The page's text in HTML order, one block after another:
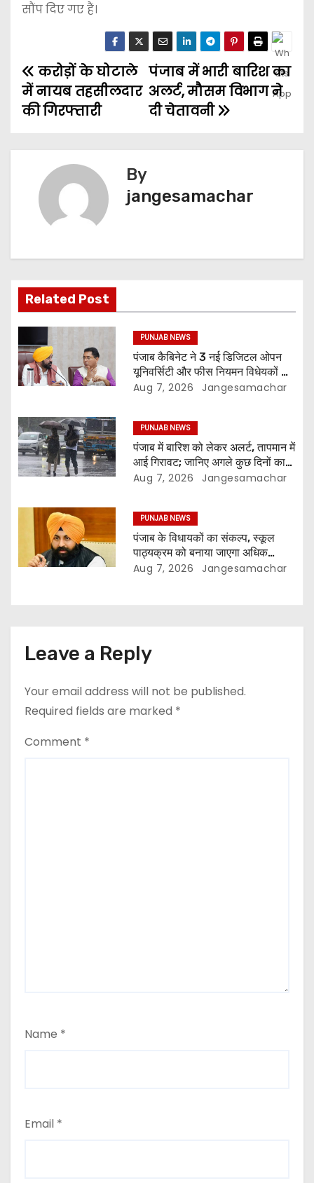
सौंप दिए गए हैं।
पंजाब में भारी बारिश का
अलर्ट, मौसम विभाग ने
दी चेतावनी
करोड़ों के घोटाले
में नायब तहसीलदार
की गिरफ्तारी
By
jangesamachar
Related Post
PUNJAB NEWS
पंजाब कैबिनेट ने 3 नई डिजिटल ओपन
यूनिवर्सिटी और फीस नियमन विधेयकों को
दी मंजूरी
Aug 7, 2026 Jangesamachar
PUNJAB NEWS
पंजाब में बारिश को लेकर अलर्ट, तापमान में
आई गिरावट; जानिए अगले कुछ दिनों का
मौसम
Aug 7, 2026 Jangesamachar
PUNJAB NEWS
पंजाब के विधायकों का संकल्प, स्कूल
पाठ्यक्रम को बनाया जाएगा अधिक
प्रासंगिक और आधुनिक
Aug 7, 2026 Jangesamachar
Leave a Reply
Your email address will not be published.
Required fields are marked *
Comment *
Name *
Email *